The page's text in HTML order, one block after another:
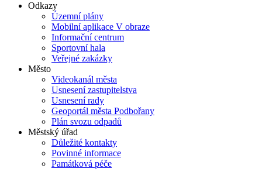
Odkazy
Územní plány
Mobilní aplikace V obraze
Informační centrum
Sportovní hala
Veřejné zakázky
Město
Videokanál města
Usnesení zastupitelstva
Usnesení rady
Geoportál města Podbořany
Plán svozu odpadů
Městský úřad
Důležité kontakty
Povinné informace
Památková péče